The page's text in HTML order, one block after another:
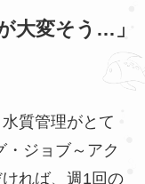
大変そう…」
質管理がとて
・ジョブ～アク
れば、週1回の